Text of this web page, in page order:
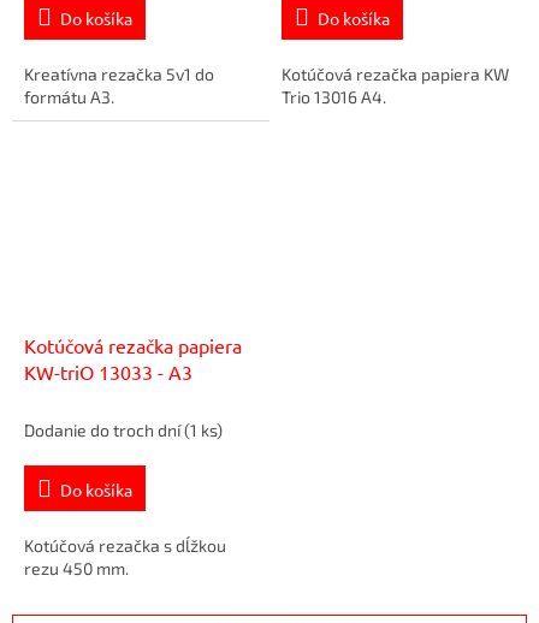
Do košíka
Kreatívna rezačka 5v1 do
formátu A3.
Do košíka
Kotúčová rezačka papiera KW
Trio 13016 A4.
Kotúčová rezačka papiera
KW-triO 13033 - A3
Dodanie do troch dní(1 ks)
Do košíka
Kotúčová rezačka s dĺžkou
rezu 450 mm.